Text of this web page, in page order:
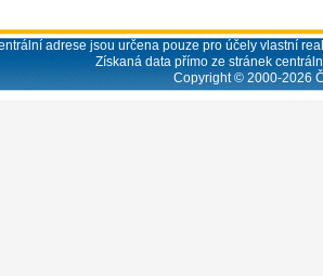
adrese jsou určena pouze pro účely vlastní
Získaná data přímo ze stránek
Copyright © 2000-2026